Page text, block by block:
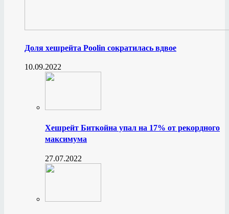
Доля хешрейта Poolin сократилась вдвое
10.09.2022
Хешрейт Биткойна упал на 17% от рекордного
максимума
27.07.2022